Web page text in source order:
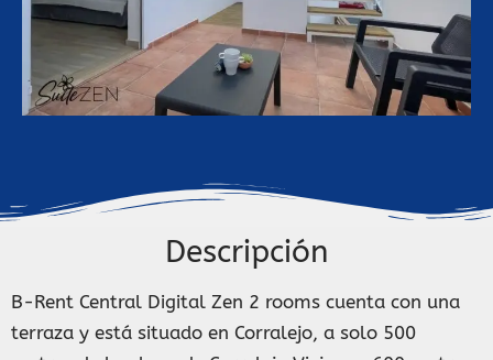
Descripción
B-Rent Central Digital Zen 2 rooms cuenta con una
terraza y está situado en Corralejo, a solo 500